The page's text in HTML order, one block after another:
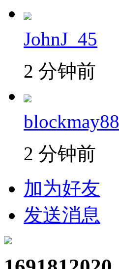
JohnJ_45
2 分钟前
blockmay88
2 分钟前
加为好友
发送消息